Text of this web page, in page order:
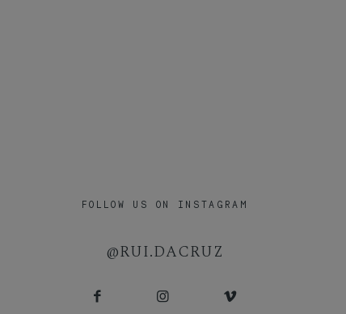
FOLLOW US ON INSTAGRAM
@RUI.DACRUZ
[instagram-feed]